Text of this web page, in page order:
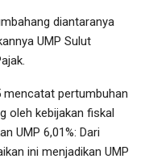
diantaranya
UMP Sulut
mencatat pertumbuhan
oleh kebijakan fiskal
UMP 6,01%: Dari
ini menjadikan UMP